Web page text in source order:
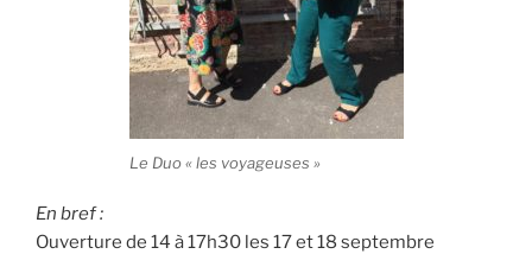
Le Duo « les voyageuses »
En bref :
Ouverture de 14 à 17h30 les 17 et 18 septembre